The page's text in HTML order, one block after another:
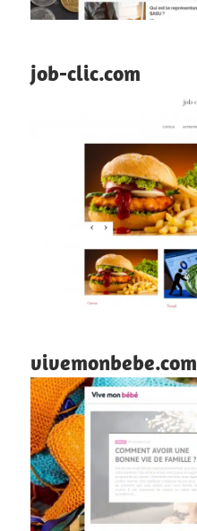
job-clic.com
vivemonbebe.com